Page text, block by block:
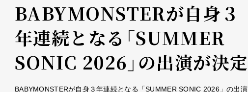
BABYMONSTERが自身３
年連続となる「SUMMER
SONIC 2026」の出演が決定
BABYMONSTERが自身３年連続となる「SUMMER SONIC 2026」の出演